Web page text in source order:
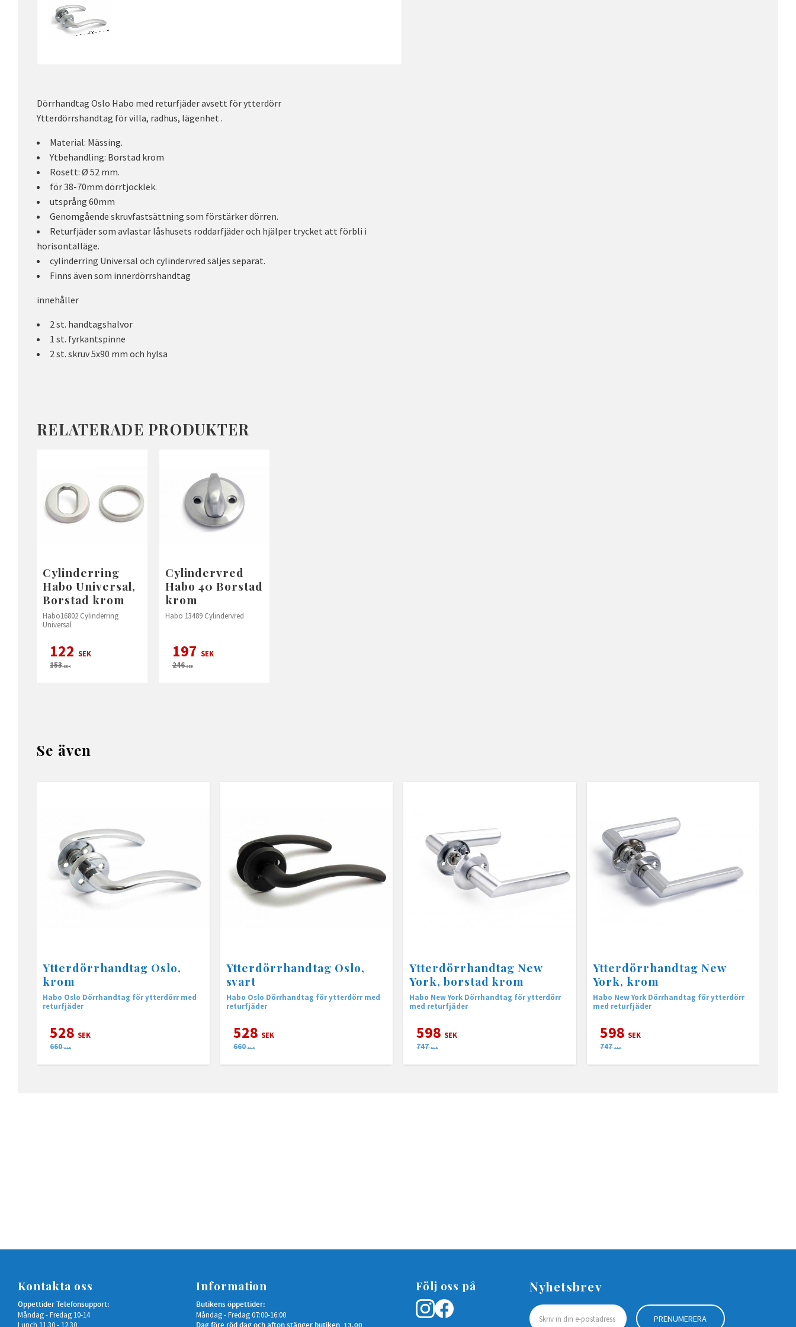
Dörrhandtag Oslo Habo med returfjäder avsett för ytterdörr
Ytterdörrshandtag för villa, radhus, lägenhet .
Material: Mässing.
Ytbehandling: Borstad krom
Rosett: Ø 52 mm.
för 38-70mm dörrtjocklek.
utsprång 60mm
Genomgående skruvfastsättning som förstärker dörren.
Returfjäder som avlastar låshusets roddarfjäder och hjälper trycket att förbli i
horisontalläge.
cylinderring Universal och cylindervred säljes separat.
Finns även som innerdörrshandtag
innehåller
2 st. handtagshalvor
1 st. fyrkantspinne
2 st. skruv 5x90 mm och hylsa
RELATERADE PRODUKTER
Cylinderring
Habo Universal,
Borstad krom
Habo16802 Cylinderring
Universal
122 SEK
153SEK
Cylindervred
Habo 40 Borstad
krom
Habo 13489 Cylindervred
197 SEK
246SEK
Se även
Ytterdörrhandtag Oslo,
krom
Habo Oslo Dörrhandtag för ytterdörr med
returfjäder
528 SEK
660 SEK
Ytterdörrhandtag Oslo,
svart
Habo Oslo Dörrhandtag för ytterdörr med
returfjäder
528 SEK
660 SEK
Ytterdörrhandtag New
York, borstad krom
Habo New York Dörrhandtag för ytterdörr
med returfjäder
598 SEK
747 SEK
Ytterdörrhandtag New
York, krom
Habo New York Dörrhandtag för ytterdörr
med returfjäder
598 SEK
747 SEK
Kontakta oss
Öppettider Telefonsupport:
Måndag - Fredag 10-14
Lunch 11.30 - 12.30
Information
Butikens öppettider:
Måndag - Fredag 07:00-16:00
Följ oss på Nyhetsbrev
PRENUMERERA